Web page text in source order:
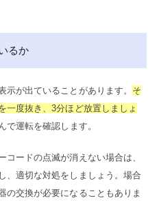
るか
が出ていることがあります。 そ
一度抜き、3分ほど放置しましょ
で運転を確認します。
コードの点滅が消えない場合は、
、適切な対処をしましょう。場合
の交換が必要になることもありま